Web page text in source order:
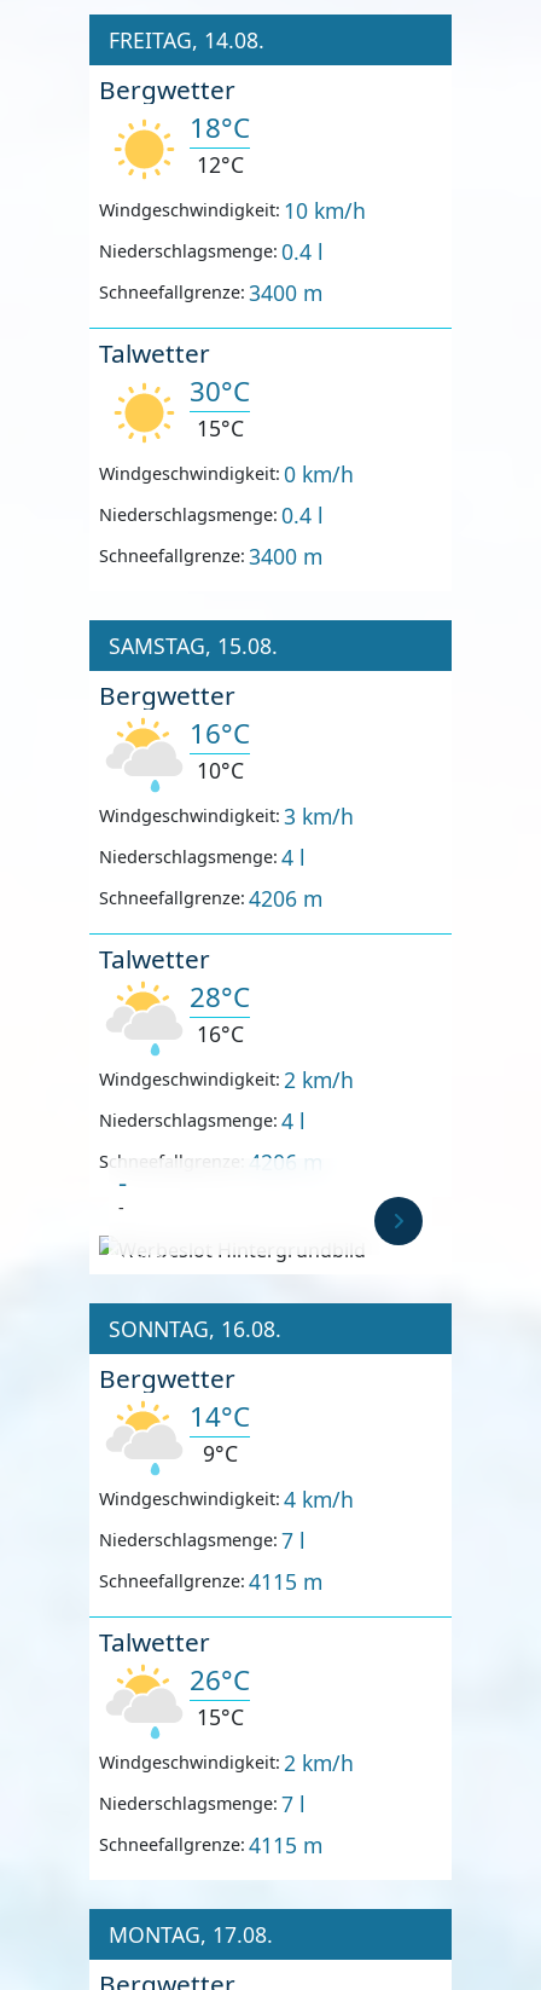
FREITAG, 14.08.
Bergwetter
18°C
12°C
Windgeschwindigkeit: 10 km/h
Niederschlagsmenge: 0.4 l
Schneefallgrenze: 3400 m
Talwetter
30°C
15°C
Windgeschwindigkeit: 0 km/h
Niederschlagsmenge: 0.4 l
Schneefallgrenze: 3400 m
SAMSTAG, 15.08.
Bergwetter
16°C
10°C
Windgeschwindigkeit: 3 km/h
Niederschlagsmenge: 4 l
Schneefallgrenze: 4206 m
Talwetter
28°C
16°C
Windgeschwindigkeit: 2 km/h
Niederschlagsmenge: 4 l
Schneefallgrenze: 4206 m
Anzeige
-
-
SONNTAG, 16.08.
Bergwetter
14°C
9°C
Windgeschwindigkeit: 4 km/h
Niederschlagsmenge: 7 l
Schneefallgrenze: 4115 m
Talwetter
26°C
15°C
Windgeschwindigkeit: 2 km/h
Niederschlagsmenge: 7 l
Schneefallgrenze: 4115 m
MONTAG, 17.08.